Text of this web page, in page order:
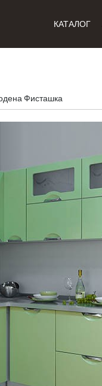
КАТАЛОГ
Фисташка